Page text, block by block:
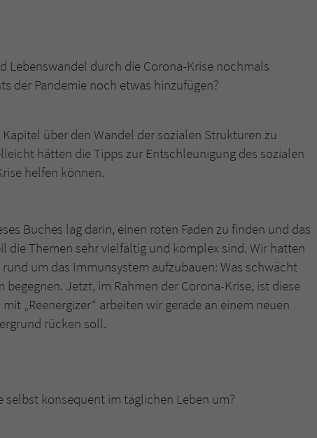
Lebenswandel durch die Corona-Krise nochmals
der Pandemie noch etwas hinzufügen?
über den Wandel der sozialen Strukturen zu
hätten die Tipps zur Entschleunigung des sozialen
helfen können.
Buches lag darin, einen roten Faden zu finden und das
die Themen sehr vielfältig und komplex sind. Wir hatten
um das Immunsystem aufzubauen: Was schwächt
Jetzt, im Rahmen der Corona-Krise, ist diese
„Reenergizer“ arbeiten wir gerade an einem neuen
rücken soll.
selbst konsequent im täglichen Leben um?